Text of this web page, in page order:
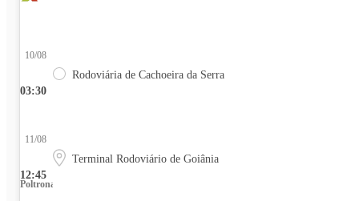
03:30
10/08
Rodoviária de Cachoeira da Serra
12:45
11/08
Terminal Rodoviário de Goiânia
Poltrona